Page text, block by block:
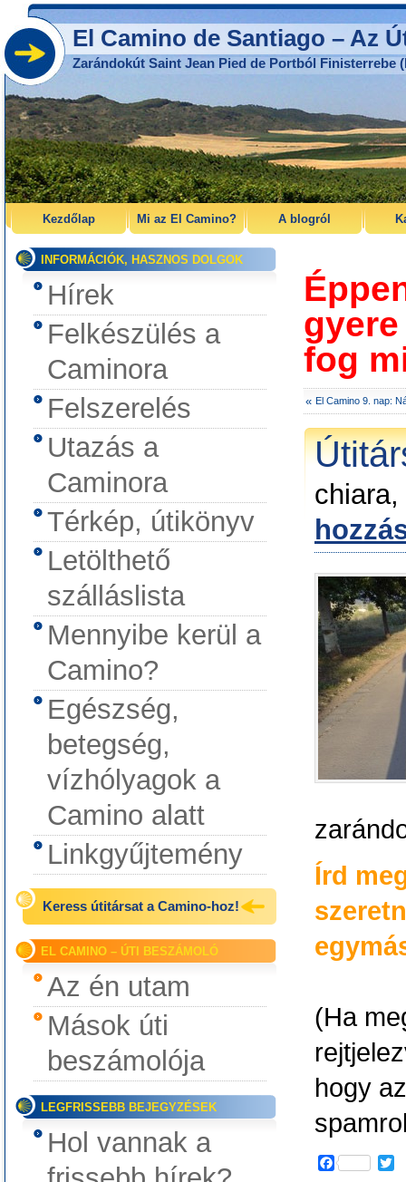
El Camino de Santiago – Az
Zarándokút Saint Jean Pied de Portból Finisterrebe
Kezdőlap Mi az El Camino? A blogról
INFORMÁCIÓK, HASZNOS DOLGOK
Hírek
Felkészülés a
Caminora
Felszerelés
Utazás a
Caminora
Térkép, útikönyv
Letölthető
szálláslista
Mennyibe kerül a
Camino?
Egészség,
betegség,
vízhólyagok a
Camino alatt
Linkgyűjtemény
Keress útitársat a Camino-hoz!
EL CAMINO – ÚTI BESZÁMOLÓ
Az én utam
Mások úti
beszámolója
LEGFRISSEBB BEJEGYZÉSEK
Hol vannak a
fog
« El Camino 9. nap:
Írd
(Ha
hogy
F